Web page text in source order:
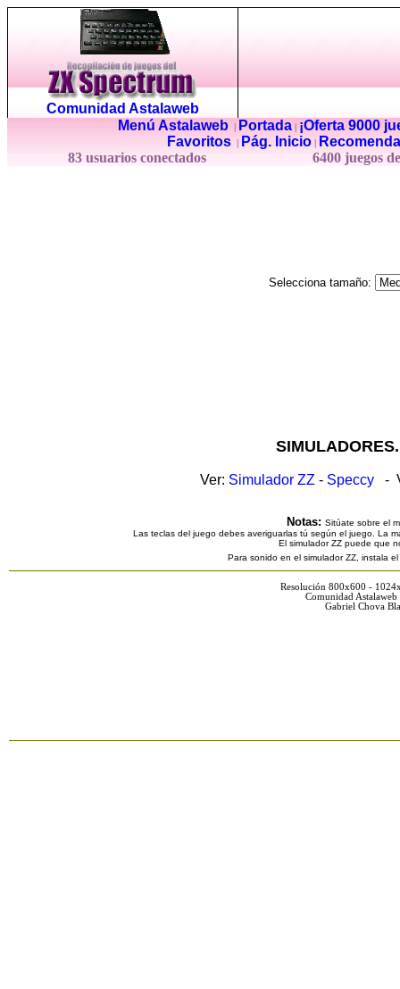
Comunidad Astalaweb
Menú Astalaweb| Portada|
¡Oferta 9000
Favoritos
Pág. Inicio
83 usuarios conectados
6400 juegos
Selecciona tamaño:
Ver: Simulador ZZ - Speccy -
Notas: Sitúate sobre el
Las teclas del juego debes averiguarlas tú según el juego. La
El simulador ZZ puede que
Para sonido en el simulador ZZ, instala
Resolución 800x600 -
Comunidad
Gabriel Chova